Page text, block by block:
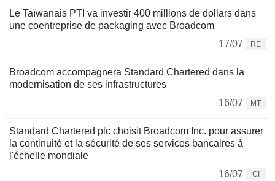
Le Taïwanais PTI va investir 400 millions de dollars dans
une coentreprise de packaging avec Broadcom
17/07
RE
Broadcom accompagnera Standard Chartered dans la
modernisation de ses infrastructures
16/07
MT
Standard Chartered plc choisit Broadcom Inc. pour assurer
la continuité et la sécurité de ses services bancaires à
l'échelle mondiale
16/07
CI